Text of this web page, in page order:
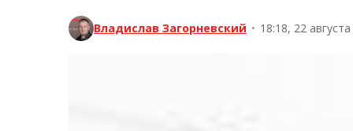
Владислав Загорневский • 18:18, 22 августа